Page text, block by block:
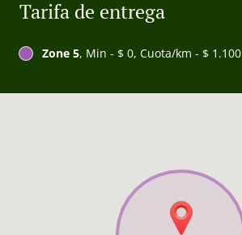
Tarifa de entrega
Zone 5, Min - $ 0, Cuota/km - $ 1.100